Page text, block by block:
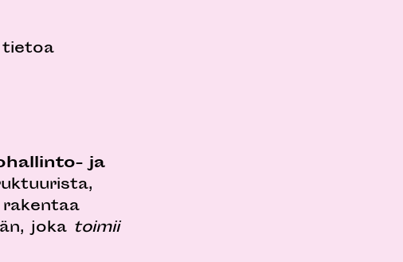
tietoa
ja
joka toimii